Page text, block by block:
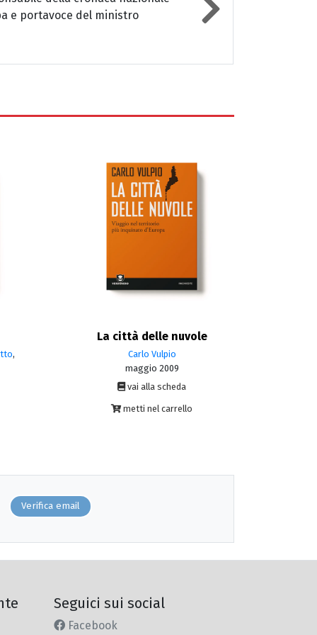
e portavoce del ministro
,
La città delle nuvole
Carlo Vulpio
maggio 2009
vai alla scheda
metti nel carrello
Verifica email
Seguici sui social
Facebook